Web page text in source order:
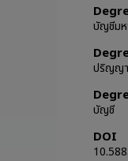
บัญชีม
ปริญญ
บัญชี
DOI